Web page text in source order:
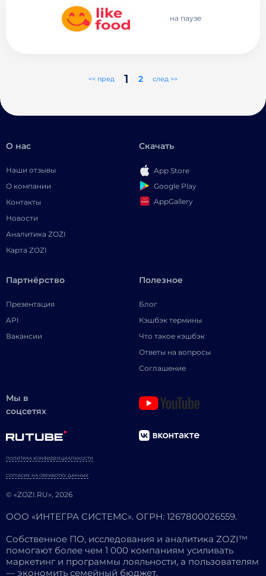
на паузе
<< пред 1 2 след >>
О нас
Наши отзывы
О компании
Контакты
Новости
Аналитика ZOZI
Карта ZOZI
Скачать
App Store
Google Play
AppGallery
Партнёрство
Презентация
API
Вакансии
Полезное
Блог
Кэшбэк термины
Что такое кэшбэк
Ответы на вопросы
Соглашение
Мы в
соцсетях
© «ZOZI.RU», 2026
ПОЛИТИКА КОНФИДЕНЦИАЛЬНОСТИ
СОГЛАСИЕ НА ОБРАБОТКУ ДАННЫХ
ООО «ИНТЕГРА СИСТЕМС». ОГРН: 1267800026559.
Собственное ПО, исследования и аналитика ZOZI™
помогают более чем 1 000 компаниям усиливать
маркетинг и программы лояльности, а пользователям
— экономить семейный бюджет.